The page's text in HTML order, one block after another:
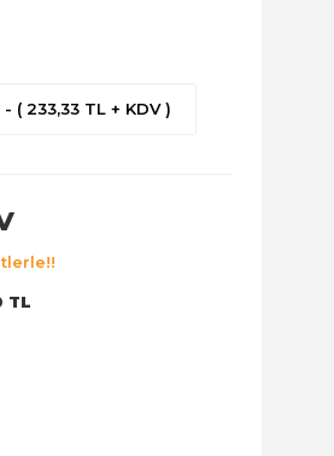
( 233,33 TL + KDV )
TL